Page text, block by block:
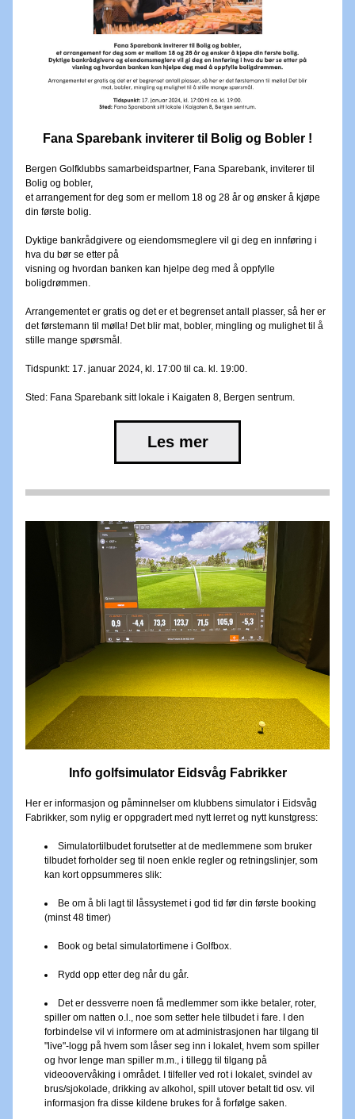
Fana Sparebank inviterer til Bolig og Bobler !
Bergen Golfklubbs samarbeidspartner, Fana Sparebank, inviterer til
Bolig og bobler,
et arrangement for deg som er mellom 18 og 28 år og ønsker å kjøpe
din første bolig.
Dyktige bankrådgivere og eiendomsmeglere vil gi deg en innføring i
hva du bør se etter på
visning og hvordan banken kan hjelpe deg med å oppfylle
boligdrømmen.
Arrangementet er gratis og det er et begrenset antall plasser, så her er
det førstemann til mølla! Det blir mat, bobler, mingling og mulighet til å
stille mange spørsmål.
Tidspunkt: 17. januar 2024, kl. 17:00 til ca. kl. 19:00.
Sted: Fana Sparebank sitt lokale i Kaigaten 8, Bergen sentrum.
Les mer
Info golfsimulator Eidsvåg Fabrikker
Her er informasjon og påminnelser om klubbens simulator i Eidsvåg
Fabrikker, som nylig er oppgradert med nytt lerret og nytt kunstgress:
Simulatortilbudet forutsetter at de medlemmene som bruker
tilbudet forholder seg til noen enkle regler og retningslinjer, som
kan kort oppsummeres slik:
Be om å bli lagt til låssystemet i god tid før din første booking
(minst 48 timer)
Book og betal simulatortimene i Golfbox.
Rydd opp etter deg når du går.
Det er dessverre noen få medlemmer som ikke betaler, roter,
spiller om natten o.l., noe som setter hele tilbudet i fare. I den
forbindelse vil vi informere om at administrasjonen har tilgang til
"live"-logg på hvem som låser seg inn i lokalet, hvem som spiller
og hvor lenge man spiller m.m., i tillegg til tilgang på
videoovervåking i området. I tilfeller ved rot i lokalet, svindel av
brus/sjokolade, drikking av alkohol, spill utover betalt tid osv. vil
informasjon fra disse kildene brukes for å forfølge saken.